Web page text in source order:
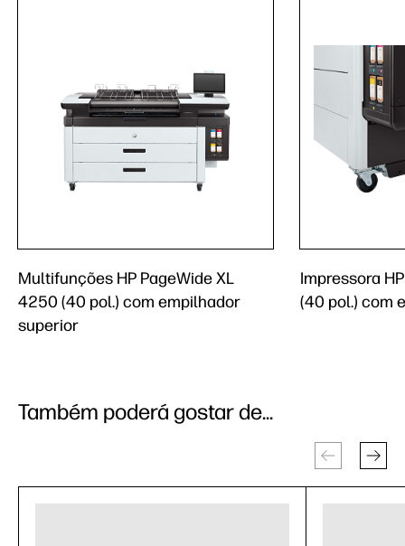
Multifunções HP PageWide XL
4250 (40 pol.) com empilhador
superior
Impressora
(40 pol.) com
Também poderá gostar de...